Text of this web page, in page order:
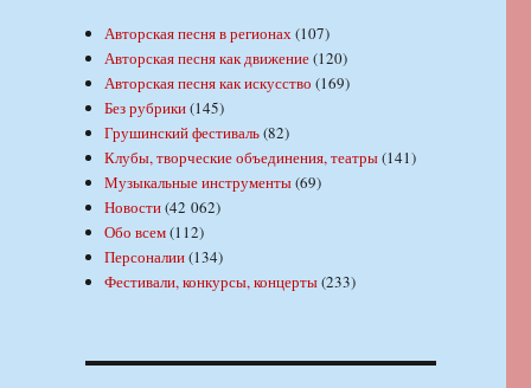
Авторская песня в регионах(107)
Авторская песня как движение(120)
Авторская песня как искусство (169)
Без рубрики(145)
Грушинский фестиваль(82)
Клубы, творческие объединения, театры(141)
Музыкальные инструменты(69)
Новости(42 062)
Обо всем(112)
Персоналии(134)
Фестивали, конкурсы, концерты(233)